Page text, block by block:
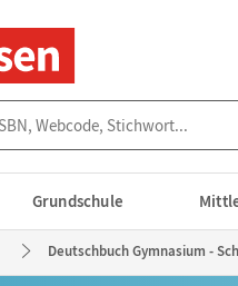
Grundschule
Deutschbuch Gymnasium -